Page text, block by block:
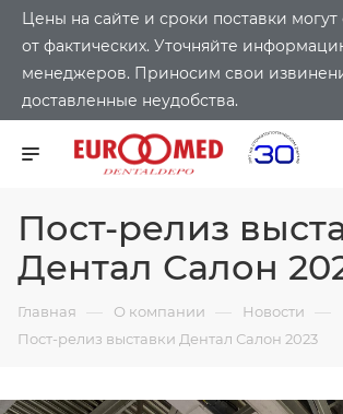
Цены на сайте и сроки поставки могут
от фактических. Уточняйте
менеджеров. Приносим свои
доставленные неудобства.
Пост-релиз
Дентал Салон
Главная — О компании — Новости —
Пост-релиз выставки Дентал Салон 2023